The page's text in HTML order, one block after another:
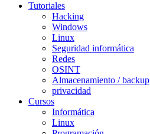
Tutoriales
Hacking
Windows
Linux
Seguridad informática
Redes
OSINT
Almacenamiento / backup
privacidad
Cursos
Informática
Linux